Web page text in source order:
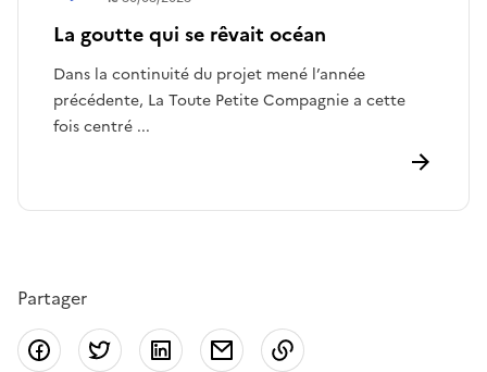
La goutte qui se rêvait océan
Dans la continuité du projet mené l’année
précédente, La Toute Petite Compagnie a cette
fois centré ...
Partager
Partager sur Facebook
Partager sur Twitter
Partager sur LinkedIn
Partager par email